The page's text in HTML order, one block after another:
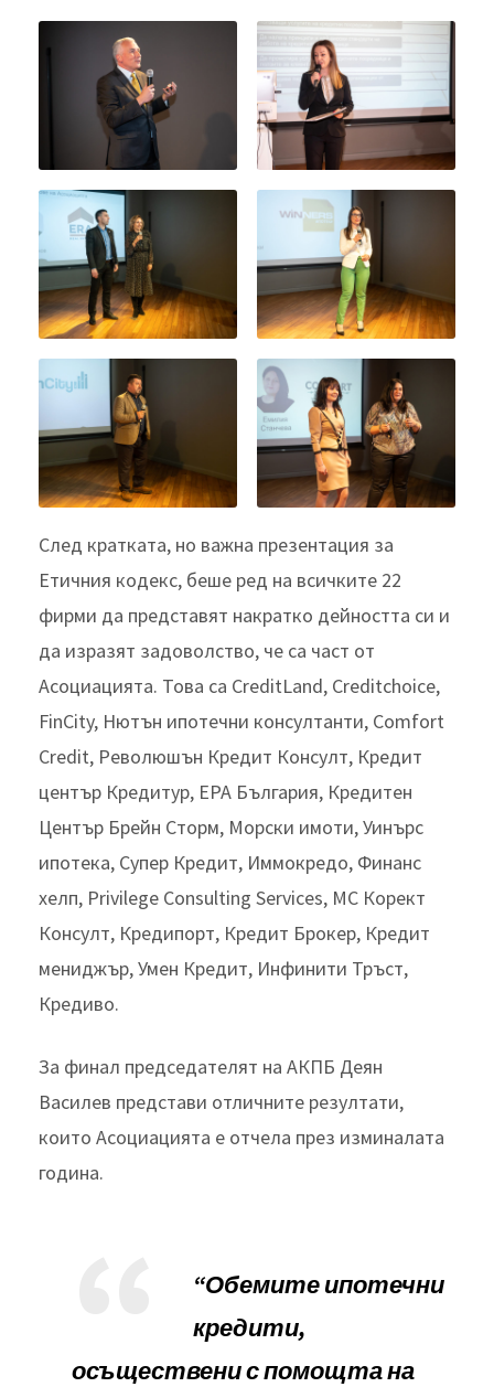
След кратката, но важна презентация за
Етичния кодекс, беше ред на всичките 22
фирми да представят накратко дейността си и
да изразят задоволство, че са част от
Асоциацията. Това са CreditLand, Creditchoice,
FinCity, Нютън ипотечни консултанти, Comfort
Credit, Революшън Кредит Консулт, Кредит
център Кредитур, ЕРА България, Кредитен
Център Брейн Сторм, Морски имоти, Уинърс
ипотека, Супер Кредит, Иммокредо, Финанс
хелп, Privilege Consulting Services, МС Корект
Консулт, Кредипорт, Кредит Брокер, Кредит
мениджър, Умен Кредит, Инфинити Тръст,
Кредиво.
За финал председателят на АКПБ Деян
Василев представи отличните резултати,
които Асоциацията е отчела през изминалата
година.
“Обемите ипотечни
кредити,
осъществени с помощта на